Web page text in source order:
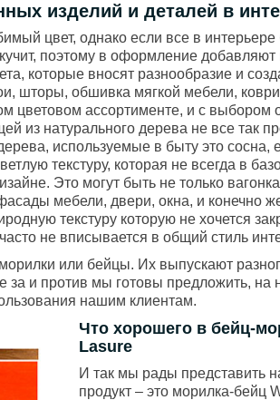
изделий и деталей в
цвет, однако если все в интерьере
поэтому в оформление добавляют
которые вносят разнообразие и
шторы, обшивка мягкой мебели,
цветовом ассортименте, и с выбором
из натурального дерева не все так
используемые в быту это сосна,
текстуру, которая не всегда в
Это могут быть не только
мебели, двери, окна, и конечно
текстуру которую не хочется
не вписывается в общий стиль
или бейцы. Их выпускают
за и против мы готовы предложить, на
нашим клиентам.
Что хорошего в бейц-
Lasure
И так мы рады представить
продукт – это морилка-бейц